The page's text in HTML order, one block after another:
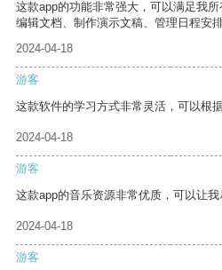
这款app的功能非常强大，可以满足我
编辑文档、制作演示文稿、管理日程安排
2024-04-18
游客
这款软件的学习方式非常灵活，可以根
2024-04-18
游客
这款app的音乐资源非常优质，可以让我
2024-04-18
游客